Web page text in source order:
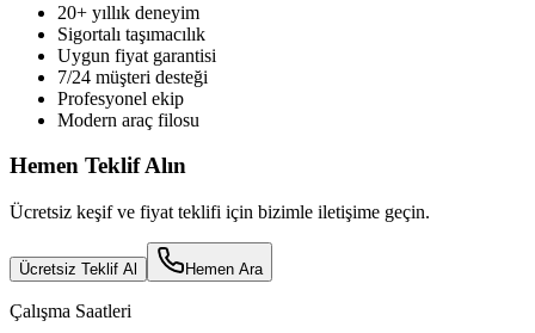
20+ yıllık deneyim
Sigortalı taşımacılık
Uygun fiyat garantisi
7/24 müşteri desteği
Profesyonel ekip
Modern araç filosu
Hemen Teklif Alın
Ücretsiz keşif ve fiyat teklifi için bizimle iletişime geçin.
Ücretsiz Teklif Al Hemen Ara
Çalışma Saatleri